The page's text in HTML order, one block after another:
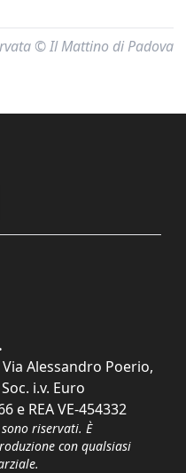
© Il Mattino di Padova
Alessandro Poerio,
i.v. Euro
e REA VE-454332
riservati. È
con qualsiasi